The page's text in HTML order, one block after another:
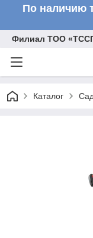
По наличию
Филиал ТОО «ТССП
Каталог